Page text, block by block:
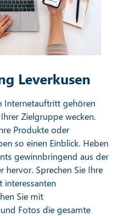
Leverkusen
Internetauftritt gehören
Zielgruppe wecken.
Produkte oder
so einen Einblick. Heben
gewinnbringend aus der
hervor. Sprechen Sie Ihre
interessanten
Sie mit
Fotos die gesamte